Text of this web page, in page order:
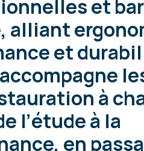
et
alliant
et
accompagne
à
l’étude à la
en